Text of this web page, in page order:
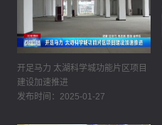
开足马力 太湖科学城功能片区项目
建设加速推进
发布时间：2025-01-27